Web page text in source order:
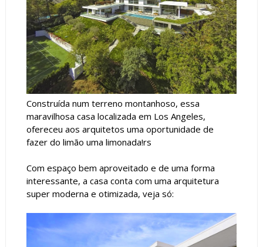
Construída num terreno montanhoso, essa
maravilhosa casa localizada em Los Angeles,
ofereceu aos arquitetos uma oportunidade de
fazer do limão uma limonada!rs
Com espaço bem aproveitado e de uma forma
interessante, a casa conta com uma arquitetura
super moderna e otimizada, veja só: